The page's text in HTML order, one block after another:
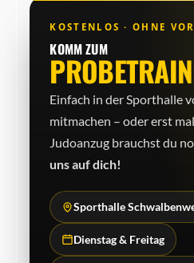
KOSTENLOS · OHNE
KOMM ZUM
Einfach in der Sporthalle
mitmachen – oder erst
Judo­anzug brauchst du
uns auf dich!
Sporthalle
Dienstag & Freitag